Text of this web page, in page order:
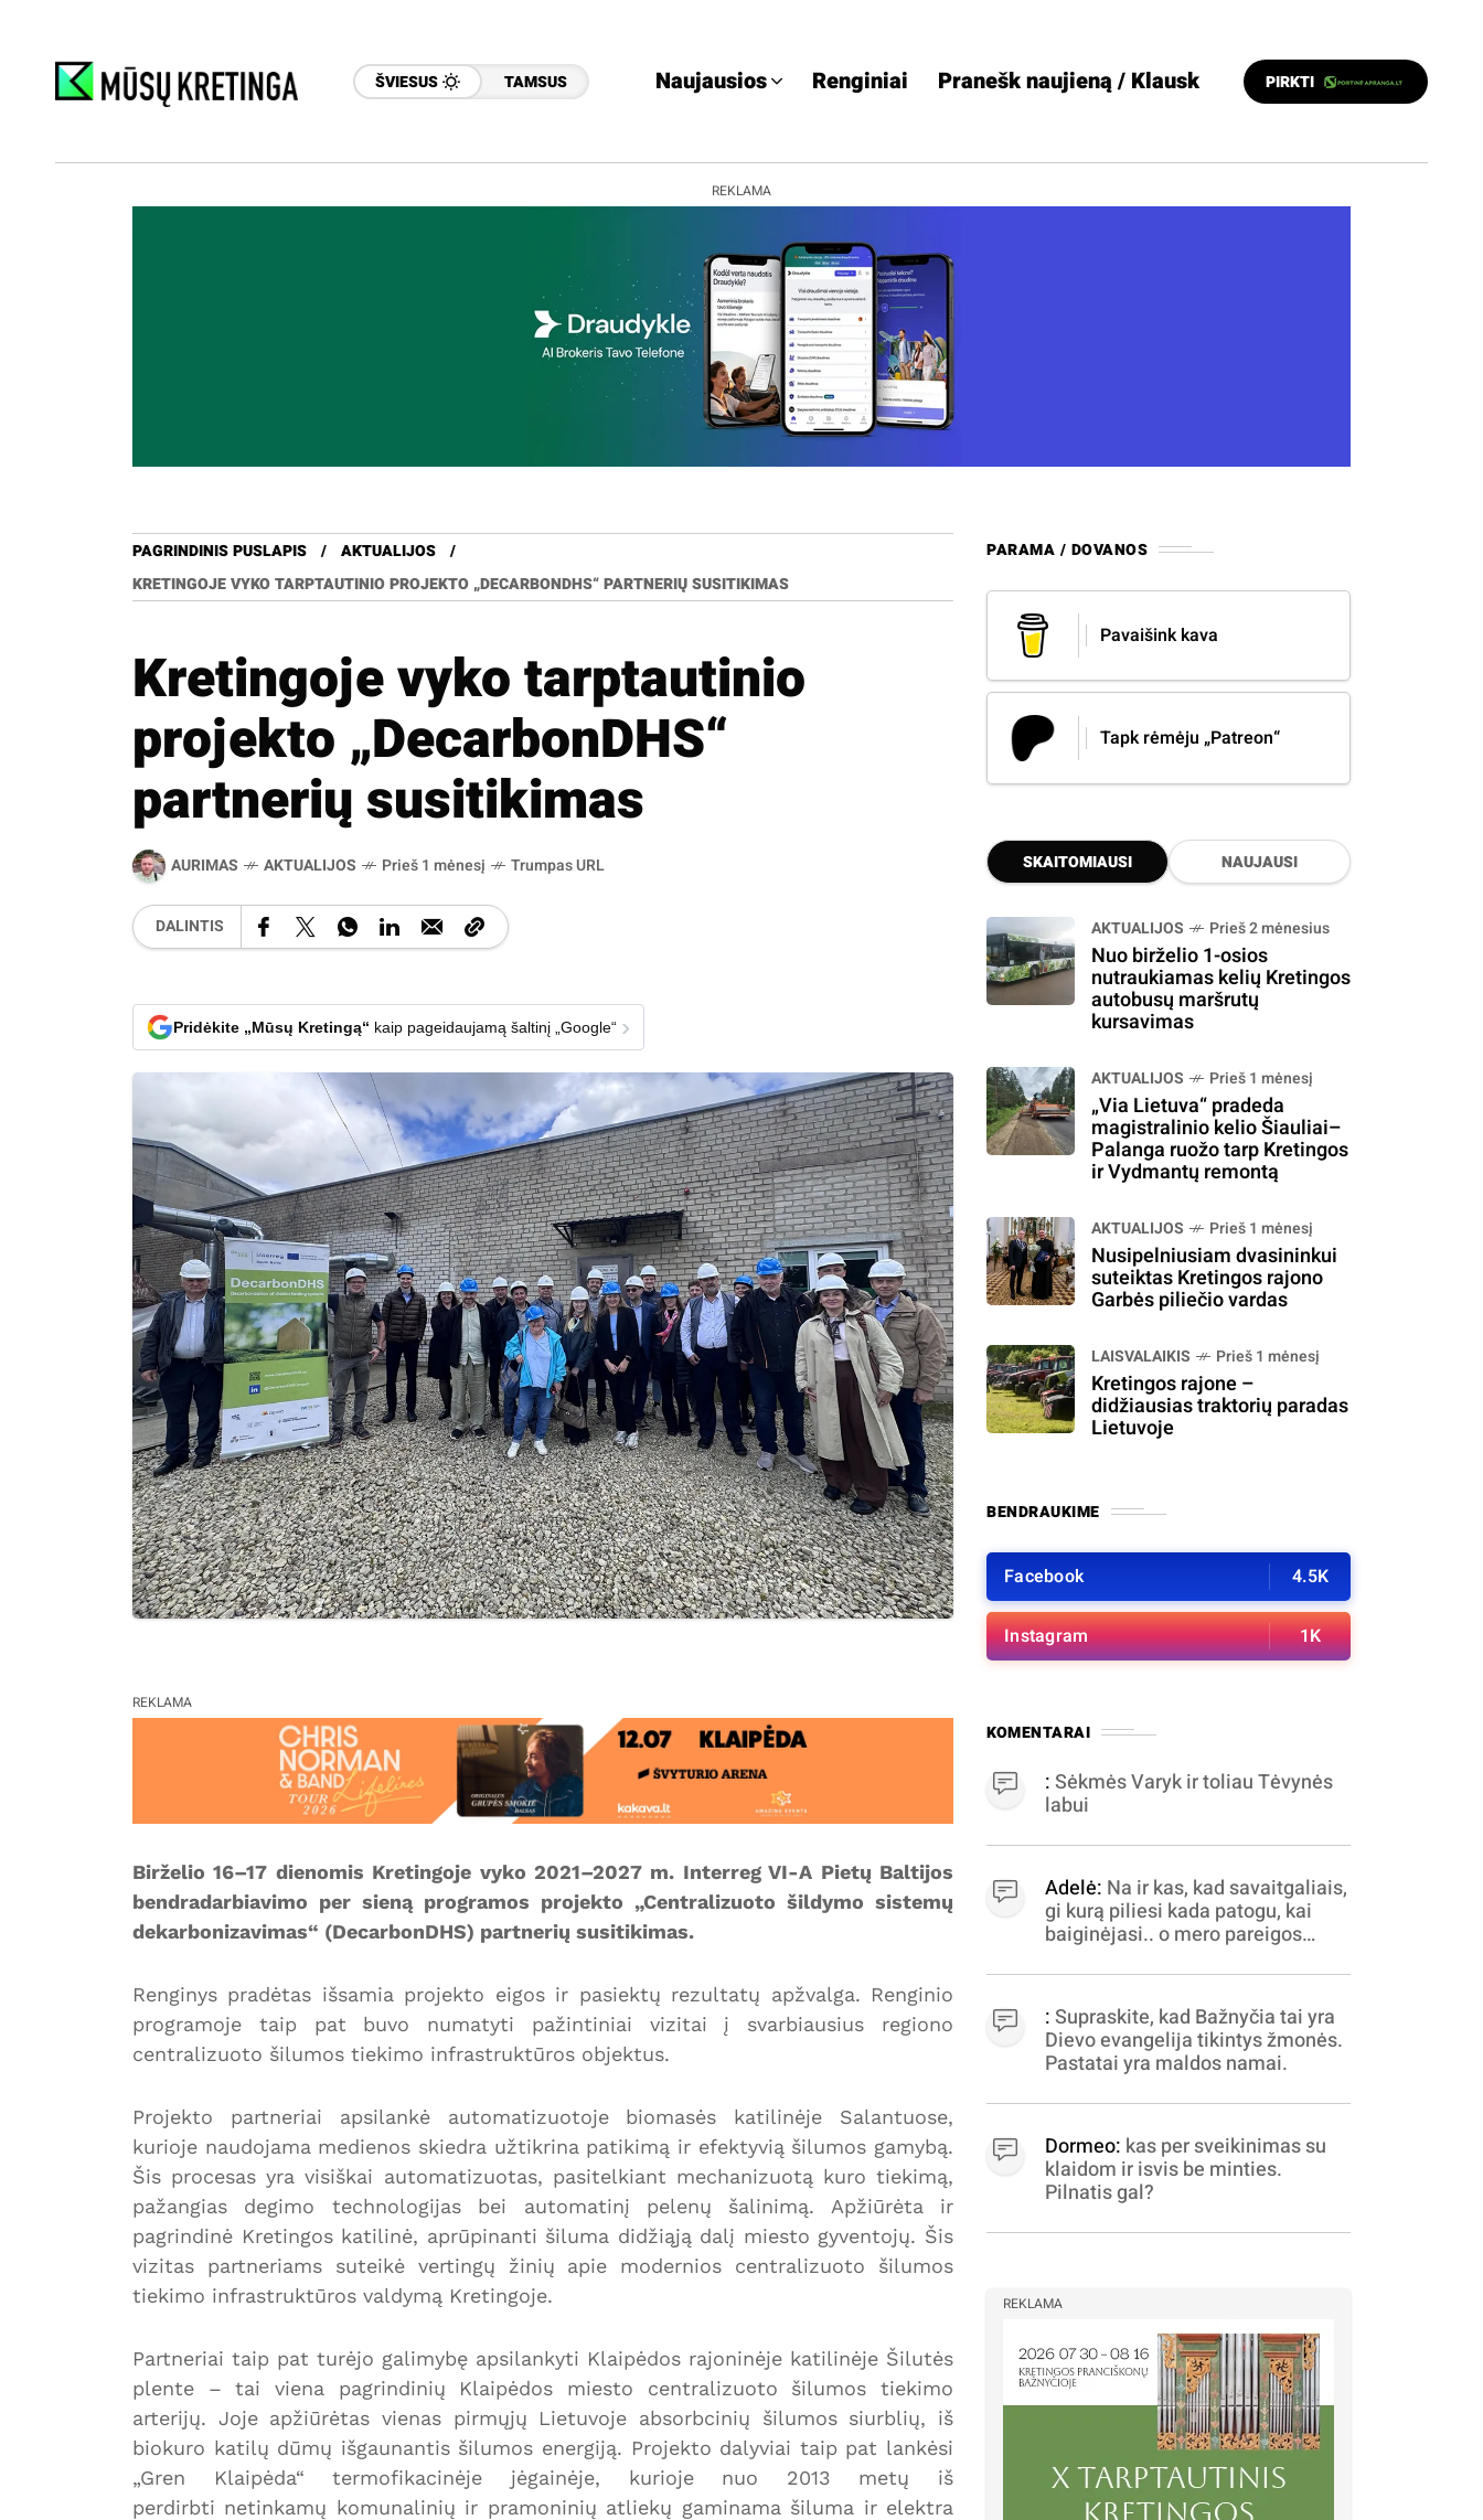
ŠVIESUS TAMSUS Naujausios Renginiai Pranešk naujieną / Klausk PIRKTI
REKLAMA
PAGRINDINIS PUSLAPIS
AKTUALIJOS
KRETINGOJE VYKO TARPTAUTINIO PROJEKTO „DECARBONDHS“ PARTNERIŲ SUSITIKIMAS
Kretingoje vyko tarptautinio
projekto „DecarbonDHS“
partnerių susitikimas
AURIMAS AKTUALIJOS Prieš 1 mėnesį Trumpas URL
DALINTIS
Pridėkite „Mūsų Kretingą“ kaip pageidaujamą šaltinį „Google“ ›
REKLAMA
Birželio 16–17 dienomis Kretingoje vyko 2021–2027 m. Interreg VI-A Pietų Baltijos
bendradarbiavimo per sieną programos projekto „Centralizuoto šildymo sistemų
dekarbonizavimas“ (DecarbonDHS) partnerių susitikimas.
Renginys pradėtas išsamia projekto eigos ir pasiektų rezultatų apžvalga. Renginio
programoje taip pat buvo numatyti pažintiniai vizitai į svarbiausius regiono
centralizuoto šilumos tiekimo infrastruktūros objektus.
Projekto partneriai apsilankė automatizuotoje biomasės katilinėje Salantuose,
kurioje naudojama medienos skiedra užtikrina patikimą ir efektyvią šilumos gamybą.
Šis procesas yra visiškai automatizuotas, pasitelkiant mechanizuotą kuro tiekimą,
pažangias degimo technologijas bei automatinį pelenų šalinimą. Apžiūrėta ir
pagrindinė Kretingos katilinė, aprūpinanti šiluma didžiąją dalį miesto gyventojų. Šis
vizitas partneriams suteikė vertingų žinių apie modernios centralizuoto šilumos
tiekimo infrastruktūros valdymą Kretingoje.
Partneriai taip pat turėjo galimybę apsilankyti Klaipėdos rajoninėje katilinėje Šilutės
plente – tai viena pagrindinių Klaipėdos miesto centralizuoto šilumos tiekimo
arterijų. Joje apžiūrėtas vienas pirmųjų Lietuvoje absorbcinių šilumos siurblių, iš
biokuro katilų dūmų išgaunantis šilumos energiją. Projekto dalyviai taip pat lankėsi
„Gren Klaipėda“ termofikacinėje jėgainėje, kurioje nuo 2013 metų iš
perdirbti netinkamų komunalinių ir pramoninių atliekų gaminama šiluma ir elektra
PARAMA / DOVANOS
Pavaišink kava
Tapk rėmėju „Patreon“
SKAITOMIAUSI NAUJAUSI
AKTUALIJOS Prieš 2 mėnesius
Nuo birželio 1-osios
nutraukiamas kelių Kretingos
autobusų maršrutų
kursavimas
AKTUALIJOS Prieš 1 mėnesį
„Via Lietuva“ pradeda
magistralinio kelio Šiauliai–
Palanga ruožo tarp Kretingos
ir Vydmantų remontą
AKTUALIJOS Prieš 1 mėnesį
Nusipelniusiam dvasininkui
suteiktas Kretingos rajono
Garbės piliečio vardas
LAISVALAIKIS Prieš 1 mėnesį
Kretingos rajone –
didžiausias traktorių paradas
Lietuvoje
BENDRAUKIME
Facebook 4.5K
Instagram 1K
KOMENTARAI
:Sėkmės Varyk ir toliau Tėvynės
labui
Adelė: Na ir kas, kad savaitgaliais,
gi kurą piliesi kada patogu, kai
baiginėjasi.. o mero pareigos
apibrėžiamos.. nežinau,
bereikalingas oro virpinimas,
ieškokit kur milijonus vagia
dujininkai, elektros aferistai,
stadionų statytojai Vilnuje
:Supraskite, kad Bažnyčia tai yra
Dievo evangelija tikintys žmonės.
Pastatai yra maldos namai.
Dormeo: kas per sveikinimas su
klaidom ir isvis be minties.
Pilnatis gal?
REKLAMA